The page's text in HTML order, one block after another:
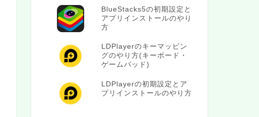
BlueStacks5の初期設定と
アプリインストールのやり
方
LDPlayerのキーマッピン
グのやり方(キーボード・
ゲームパッド)
LDPlayerの初期設定とア
プリインストールのやり方